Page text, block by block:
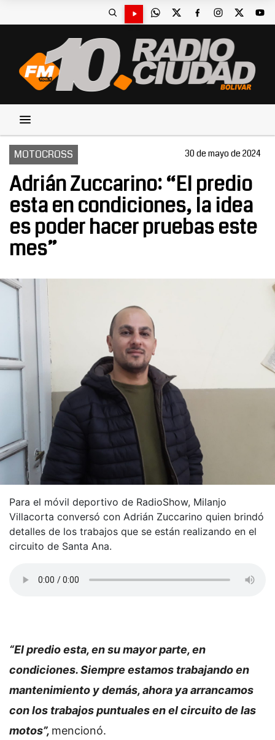
MOTOCROSS 30 de mayo de 2024
Adrián Zuccarino: “El predio
esta en condiciones, la idea
es poder hacer pruebas este
mes”
Para el móvil deportivo de RadioShow, Milanjo
Villacorta conversó con Adrián Zuccarino quien brindó
detalles de los trabajos que se están realizando en el
circuito de Santa Ana.
“El predio esta, en su mayor parte, en
condiciones. Siempre estamos trabajando en
mantenimiento y demás, ahora ya arrancamos
con los trabajos puntuales en el circuito de las
motos”, mencionó.